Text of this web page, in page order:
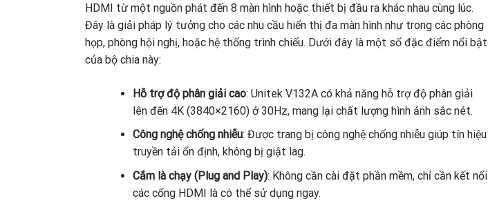
HDMI từ một nguồn phát đến 8 màn hình hoặc thiết bị đầu ra khác nhau cùng lúc.
Đây là giải pháp lý tưởng cho các nhu cầu hiển thị đa màn hình như trong các phòng
họp, phòng hội nghị, hoặc hệ thống trình chiếu. Dưới đây là một số đặc điểm nổi bật
của bộ chia này:
Hỗ trợ độ phân giải cao: Unitek V132A có khả năng hỗ trợ độ phân giải
lên đến 4K (3840×2160) ở 30Hz, mang lại chất lượng hình ảnh sắc nét.
Công nghệ chống nhiễu: Được trang bị công nghệ chống nhiễu giúp tín hiệu
truyền tải ổn định, không bị giật lag.
Cắm là chạy (Plug and Play): Không cần cài đặt phần mềm, chỉ cần kết nối
các cổng HDMI là có thể sử dụng ngay.